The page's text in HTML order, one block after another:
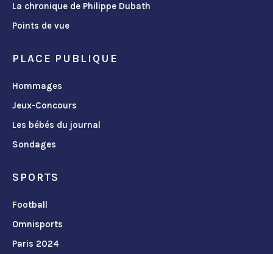
La chronique de Philippe Dubath
Points de vue
PLACE PUBLIQUE
Hommages
Jeux-Concours
Les bébés du journal
Sondages
SPORTS
Football
Omnisports
Paris 2024